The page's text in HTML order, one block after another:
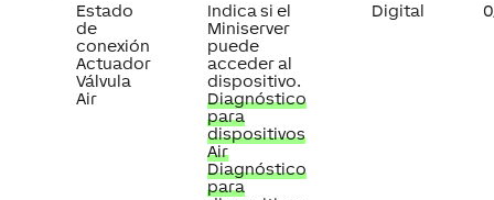
Estado
de
conexión
Actuador
Válvula
Air
Indica si el
Miniserver
puede
acceder al
dispositivo.
Diagnóstico
para
dispositivos
Air
Diagnóstico
para
Digital